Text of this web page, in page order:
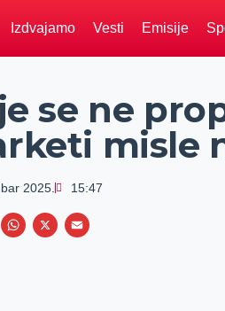
Izdvajamo Vesti Emisije
se ne
misle
2025. 15:47
V
W
X